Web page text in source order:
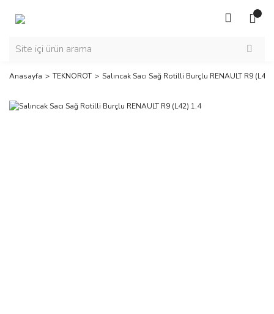
Anasayfa TEKNOROT Salıncak Sacı Sağ Rotilli Burçlu RENAULT R9